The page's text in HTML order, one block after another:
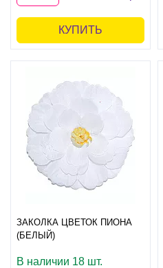
КУПИТЬ
ЗАКОЛКА ЦВЕТОК ПИОНА
(БЕЛЫЙ)
В наличии 18 шт.